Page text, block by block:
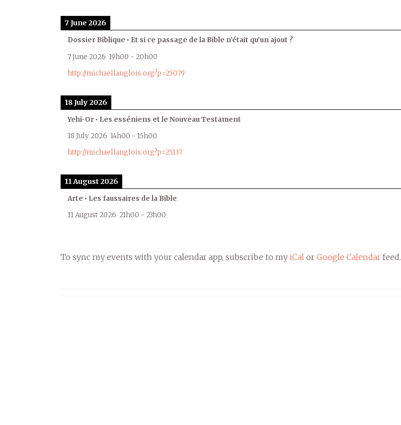
7 June 2026
Dossier Biblique • Et si ce passage de la Bible n’était qu’un ajout ?
7 June 2026 19h00 - 20h00
http://michaellanglois.org?p=25079
18 July 2026
Yehi-Or • Les esséniens et le Nouveau Testament
18 July 2026 14h00 - 15h00
http://michaellanglois.org?p=25137
11 August 2026
Arte • Les faussaires de la Bible
11 August 2026 21h00 - 23h00
To sync my events with your calendar app, subscribe to my iCal or Google Calendar feed.